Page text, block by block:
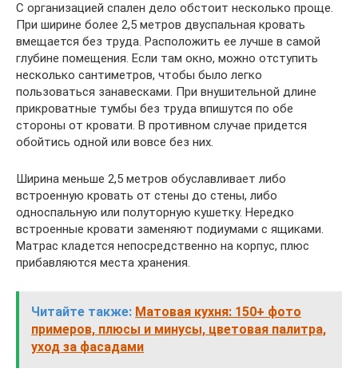
С организацией спален дело обстоит несколько проще.
При ширине более 2,5 метров двуспальная кровать
вмещается без труда. Расположить ее лучше в самой
глубине помещения. Если там окно, можно отступить
несколько сантиметров, чтобы было легко
пользоваться занавесками. При внушительной длине
прикроватные тумбы без труда впишутся по обе
стороны от кровати. В противном случае придется
обойтись одной или вовсе без них.
Ширина меньше 2,5 метров обуславливает либо
встроенную кровать от стены до стены, либо
односпальную или полуторную кушетку. Нередко
встроенные кровати заменяют подиумами с ящиками.
Матрас кладется непосредственно на корпус, плюс
прибавляются места хранения.
Читайте также: Матовая кухня: 150+ фото
примеров, плюсы и минусы, цветовая палитра,
уход за фасадами